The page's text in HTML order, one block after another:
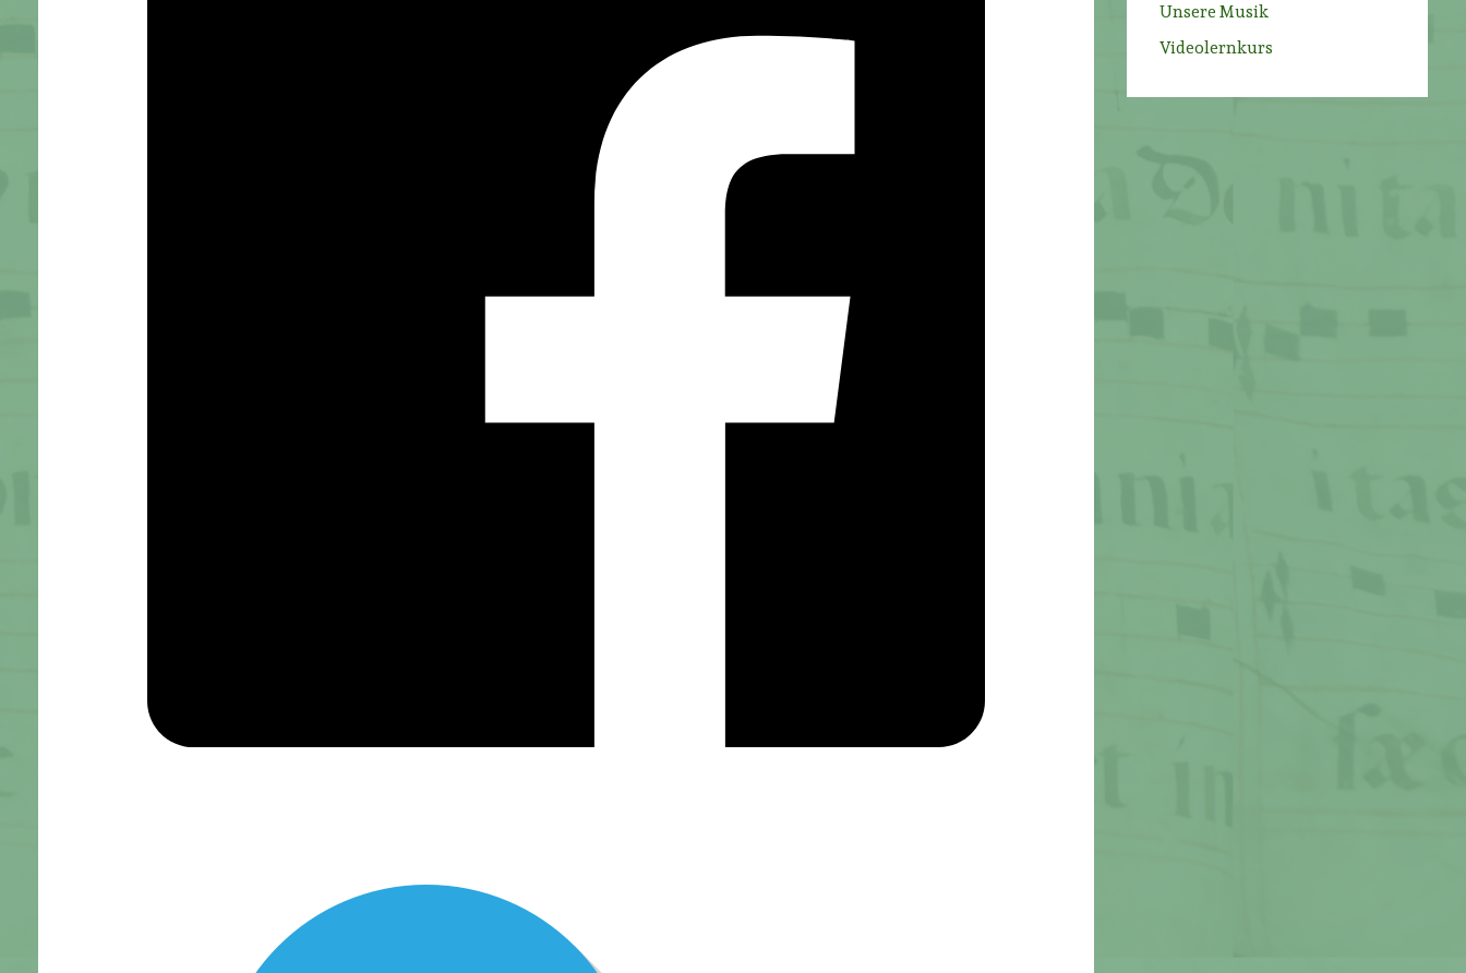
Unsere Musik
Videolernkurs